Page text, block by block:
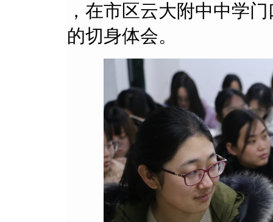
，在市区云大附中中学
的切身体会。